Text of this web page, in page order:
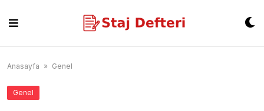
content
Anasayfa » Genel
Genel